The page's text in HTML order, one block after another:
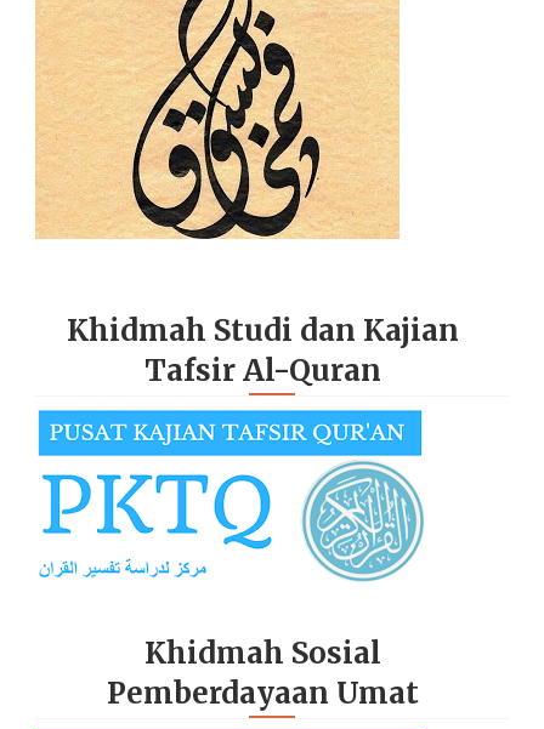
Khidmah Studi dan Kajian
Tafsir Al-Quran
Khidmah Sosial
Pemberdayaan Umat